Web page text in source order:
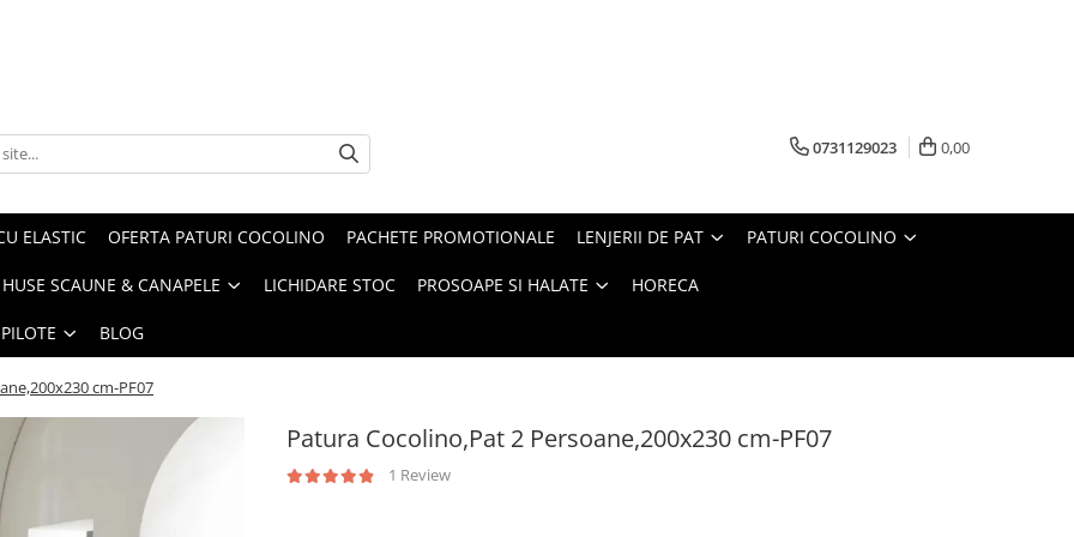
0731129023 0,00
ELASTIC OFERTA PATURI COCOLINO PACHETE PROMOTIONALE LENJERII DE PAT PATURI COCOLINO
HUSE SCAUNE & CANAPELE LICHIDARE STOC PROSOAPE SI HALATE HORECA
BLOG
cm-PF07
Patura Cocolino,Pat 2 Persoane,200x230 cm-PF07
1 Review